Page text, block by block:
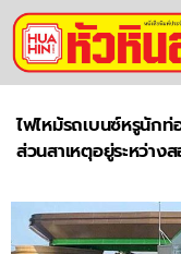
ไฟไหม้รถเบนซ์หรูนัก
ส่วนสาเหตุอยู่ระหว่าง